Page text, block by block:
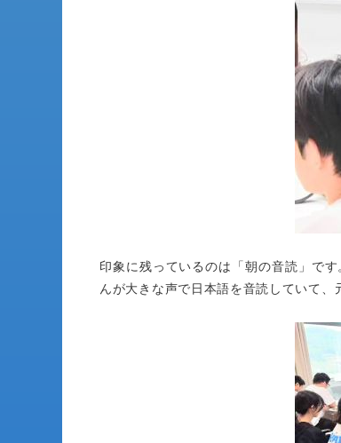
印象に残っているのは「朝の音読」で
んが大きな声で日本語を音読していて、